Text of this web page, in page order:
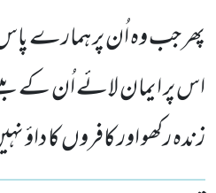
پھر جب وہ اُن پر ہمارے
اس پر ایمان لائے اُن کے
زندہ رکھو اور کافروں کا داؤ